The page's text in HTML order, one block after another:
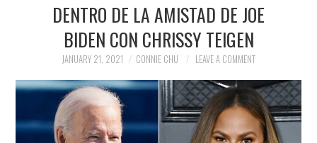
FINANCE
POLITICS
SOCIETY
DENTRO DE LA AMISTAD DE JOE
BIDEN CON CHRISSY TEIGEN
JANUARY 21, 2021 CONNIE CHU LEAVE A COMMENT